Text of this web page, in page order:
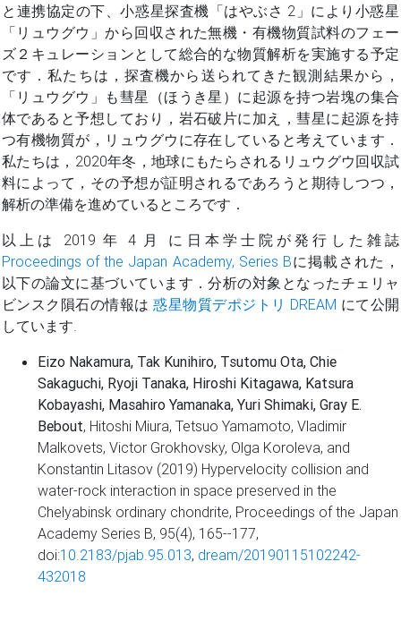
と連携協定の下、小惑星探査機「はやぶさ 2」により小惑星
「リュウグウ」から回収された無機・有機物質試料のフェー
ズ２キュレーションとして総合的な物質解析を実施する予定
です．私たちは，探査機から送られてきた観測結果から，
「リュウグウ」も彗星（ほうき星）に起源を持つ岩塊の集合
体であると予想しており，岩石破片に加え，彗星に起源を持
つ有機物質が，リュウグウに存在していると考えています．
私たちは，2020年冬，地球にもたらされるリュウグウ回収試
料によって，その予想が証明されるであろうと期待しつつ，
解析の準備を進めているところです．
以上は 2019 年 4 月 に日本学士院が発行した雑誌
Proceedings of the Japan Academy, Series Bに掲載された，
以下の論文に基づいています．分析の対象となったチェリャ
ビンスク隕石の情報は惑星物質デポジトリ DREAM にて公開
しています.
Eizo Nakamura, Tak Kunihiro, Tsutomu Ota, Chie
Sakaguchi, Ryoji Tanaka, Hiroshi Kitagawa, Katsura
Kobayashi, Masahiro Yamanaka, Yuri Shimaki, Gray E.
Bebout, Hitoshi Miura, Tetsuo Yamamoto, Vladimir
Malkovets, Victor Grokhovsky, Olga Koroleva, and
Konstantin Litasov (2019) Hypervelocity collision and
water-rock interaction in space preserved in the
Chelyabinsk ordinary chondrite, Proceedings of the Japan
Academy Series B, 95(4), 165--177,
doi:10.2183/pjab.95.013, dream/20190115102242-
432018